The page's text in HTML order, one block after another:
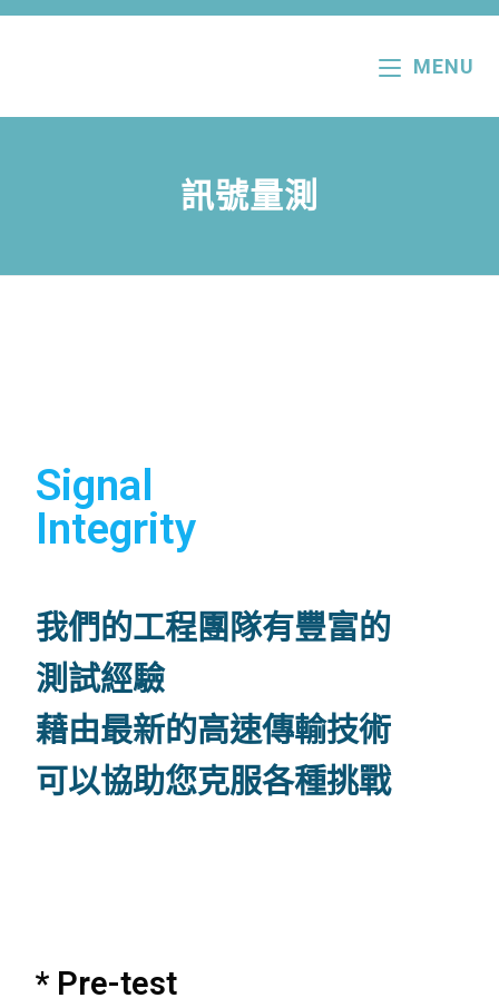
MENU
訊號量測
Signal
Integrity
我們的工程團隊有豐富的
測試經驗
藉由最新的高速傳輸技術
可以協助您克服各種挑戰
* Pre-test